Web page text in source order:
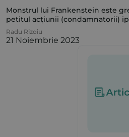
Monstrul lui Frankenstein este
petitul acțiunii (condamnatorii)
Radu Rizoiu
21 Noiembrie 2023